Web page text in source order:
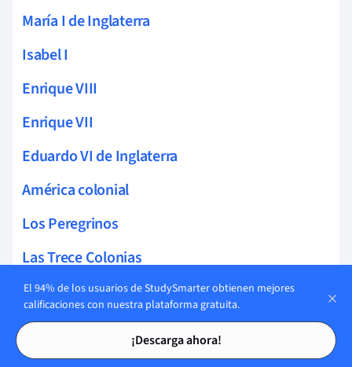
Tarjetas de estudio
Tarjetas de estudio
María I de Inglaterra
Isabel I
Enrique VIII
Enrique VII
Eduardo VI de Inglaterra
América colonial
Los Peregrinos
Las Trece Colonias
JamesTown
Comercio Triangular
Imperialismo americano
El 94% de los usuarios de StudySmarter obtienen mejores
calificaciones con nuestra plataforma gratuita.
¡Descarga ahora!